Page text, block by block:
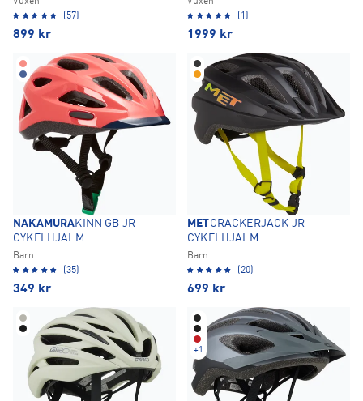
(57)
899 kr
(1)
1999 kr
NAKAMURAKINN GB JR
CYKELHJÄLM
Barn
(35)
349 kr
METCRACKERJACK JR
CYKELHJÄLM
Barn
(20)
699 kr
+1